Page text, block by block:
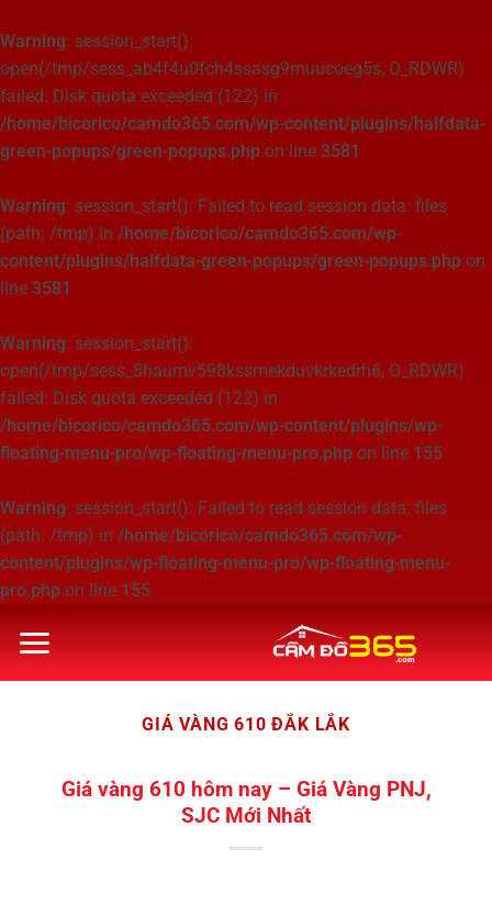
Warning: session_start():
open(/tmp/sess_ab4f4u0fch4ssasg9muucoeg5s, O_RDWR)
failed: Disk quota exceeded (122) in
/home/bicorico/camdo365.com/wp-content/plugins/halfdata-
green-popups/green-popups.php on line 3581
Warning: session_start(): Failed to read session data: files
(path: /tmp) in /home/bicorico/camdo365.com/wp-
content/plugins/halfdata-green-popups/green-popups.php on
line 3581
Warning: session_start():
open(/tmp/sess_8haumv598kssmekduvkrkedrh6, O_RDWR)
failed: Disk quota exceeded (122) in
/home/bicorico/camdo365.com/wp-content/plugins/wp-
floating-menu-pro/wp-floating-menu-pro.php on line 155
Warning: session_start(): Failed to read session data: files
(path: /tmp) in /home/bicorico/camdo365.com/wp-
content/plugins/wp-floating-menu-pro/wp-floating-menu-
pro.php on line 155
qua
GIÁ VÀNG 610 ĐẮK LẮK
Giá vàng 610 hôm nay – Giá Vàng PNJ,
SJC Mới Nhất